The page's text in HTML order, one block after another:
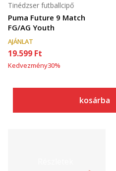
Puma Future 9 Match
FG/AG Youth
Tinédzser futballcipő
AJÁNLAT
19.599 Ft
Kedvezmény30%
kosárba